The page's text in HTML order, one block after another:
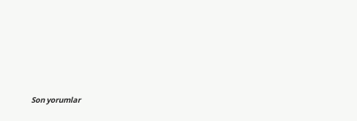
Son yorumlar